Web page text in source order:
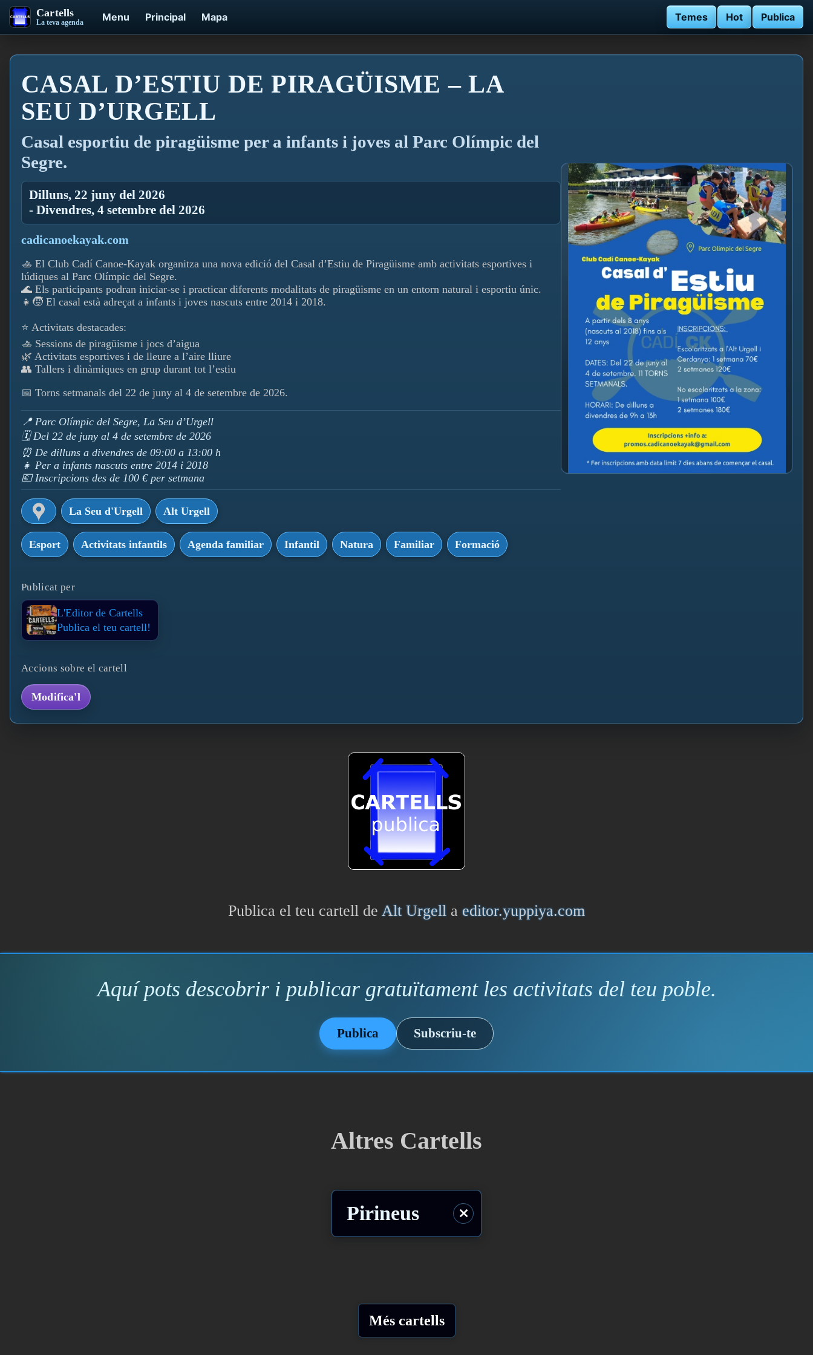
Cartells
La teva agenda Menu Principal Mapa Temes Hot Publica
CASAL D’ESTIU DE PIRAGÜISME – LA
SEU D’URGELL
Casal esportiu de piragüisme per a infants i joves al Parc Olímpic del
Segre.
Dilluns, 22 juny del 2026
- Divendres, 4 setembre del 2026
cadicanoekayak.com
🚣 El Club Cadí Canoe-Kayak organitza una nova edició del Casal d’Estiu de Piragüisme amb activitats esportives i
lúdiques al Parc Olímpic del Segre.
🌊 Els participants podran iniciar-se i practicar diferents modalitats de piragüisme en un entorn natural i esportiu únic.
👧🧒 El casal està adreçat a infants i joves nascuts entre 2014 i 2018.
⭐ Activitats destacades:
🚣 Sessions de piragüisme i jocs d’aigua
🌿 Activitats esportives i de lleure a l’aire lliure
👥 Tallers i dinàmiques en grup durant tot l’estiu
📅 Torns setmanals del 22 de juny al 4 de setembre de 2026.
📍 Parc Olímpic del Segre, La Seu d’Urgell
🗓️ Del 22 de juny al 4 de setembre de 2026
⏰ De dilluns a divendres de 09:00 a 13:00 h
👧 Per a infants nascuts entre 2014 i 2018
💶 Inscripcions des de 100 € per setmana
La Seu d'Urgell Alt Urgell
Esport Activitats infantils Agenda familiar Infantil Natura Familiar Formació
Publicat per
L'Editor de Cartells
Publica el teu cartell!
Accions sobre el cartell
Modifica'l
Publica el teu cartell de Alt Urgell aeditor.yuppiya.com
Aquí pots descobrir i publicar gratuïtament les activitats del teu poble.
Publica Subscriu-te
Altres Cartells
Pirineus ⨯
Més cartells